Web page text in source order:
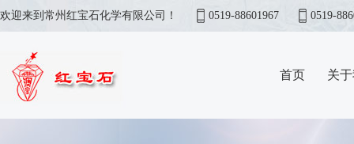
欢迎来到常州红宝石化学有限公司！ 0519-88601967 0519-
首页 关